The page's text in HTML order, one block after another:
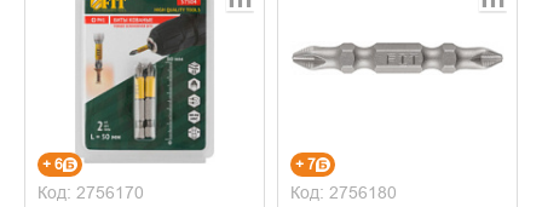
+ 6
Код: 2756170
+ 7
Код: 2756180